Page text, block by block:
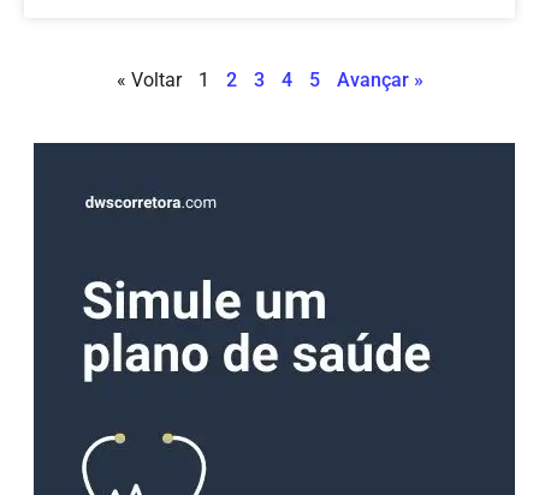
« Voltar 1 2 3 4 5 Avançar »